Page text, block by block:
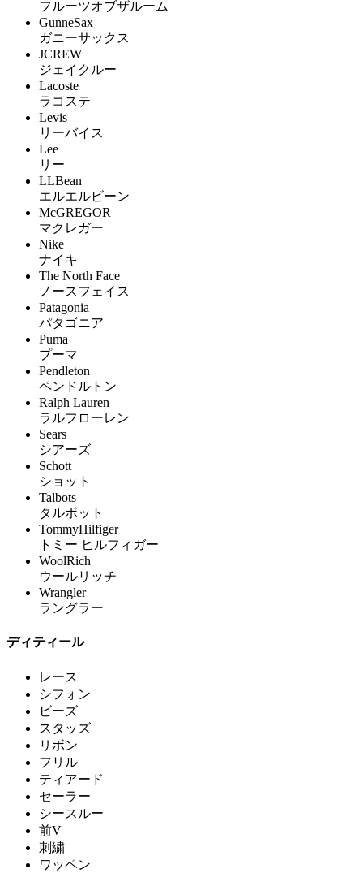
フルーツオブザルーム
GunneSax
ガニーサックス
JCREW
ジェイクルー
Lacoste
ラコステ
Levis
リーバイス
Lee
リー
LLBean
エルエルビーン
McGREGOR
マクレガー
Nike
ナイキ
The North Face
ノースフェイス
Patagonia
パタゴニア
Puma
プーマ
Pendleton
ペンドルトン
Ralph Lauren
ラルフローレン
Sears
シアーズ
Schott
ショット
Talbots
タルボット
TommyHilfiger
トミー ヒルフィガー
WoolRich
ウールリッチ
Wrangler
ラングラー
ディティール
レース
シフォン
ビーズ
スタッズ
リボン
フリル
ティアード
セーラー
シースルー
前V
刺繍
ワッペン